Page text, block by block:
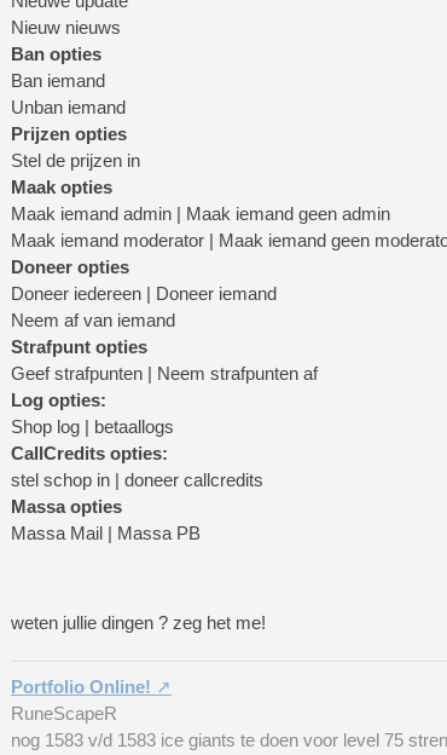
Nieuw nieuws
Ban opties
Ban iemand
Unban iemand
Prijzen opties
Stel de prijzen in
Maak opties
Maak iemand admin | Maak iemand geen admin
Maak iemand moderator | Maak iemand geen
Doneer opties
Doneer iedereen | Doneer iemand
Neem af van iemand
Strafpunt opties
Geef strafpunten | Neem strafpunten af
Log opties:
Shop log | betaallogs
CallCredits opties:
stel schop in | doneer callcredits
Massa opties
Massa Mail | Massa PB
weten jullie dingen ? zeg het me!
Portfolio Online!
RuneScapeR
nog 1583 v/d 1583 ice giants te doen voor level 75